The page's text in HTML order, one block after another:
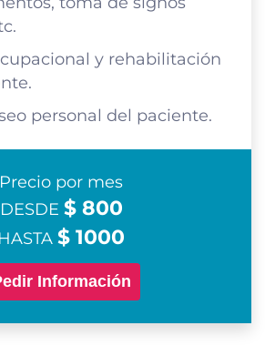
y rehabilitación
personal del paciente.
Precio por mes
DESDE $ 800
HASTA $ 1000
Información